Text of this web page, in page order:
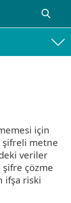
için
şifreli metne
veriler
şifre çözme
ifşa riski